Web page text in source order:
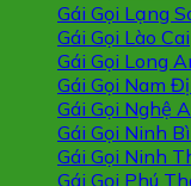
Gái Gọi Lạng
Gái Gọi Lào Cai
Gái Gọi Long
Gái Gọi Nam
Gái Gọi Nghệ
Gái Gọi Ninh
Gái Gọi Ninh
Gái Gọi Phú